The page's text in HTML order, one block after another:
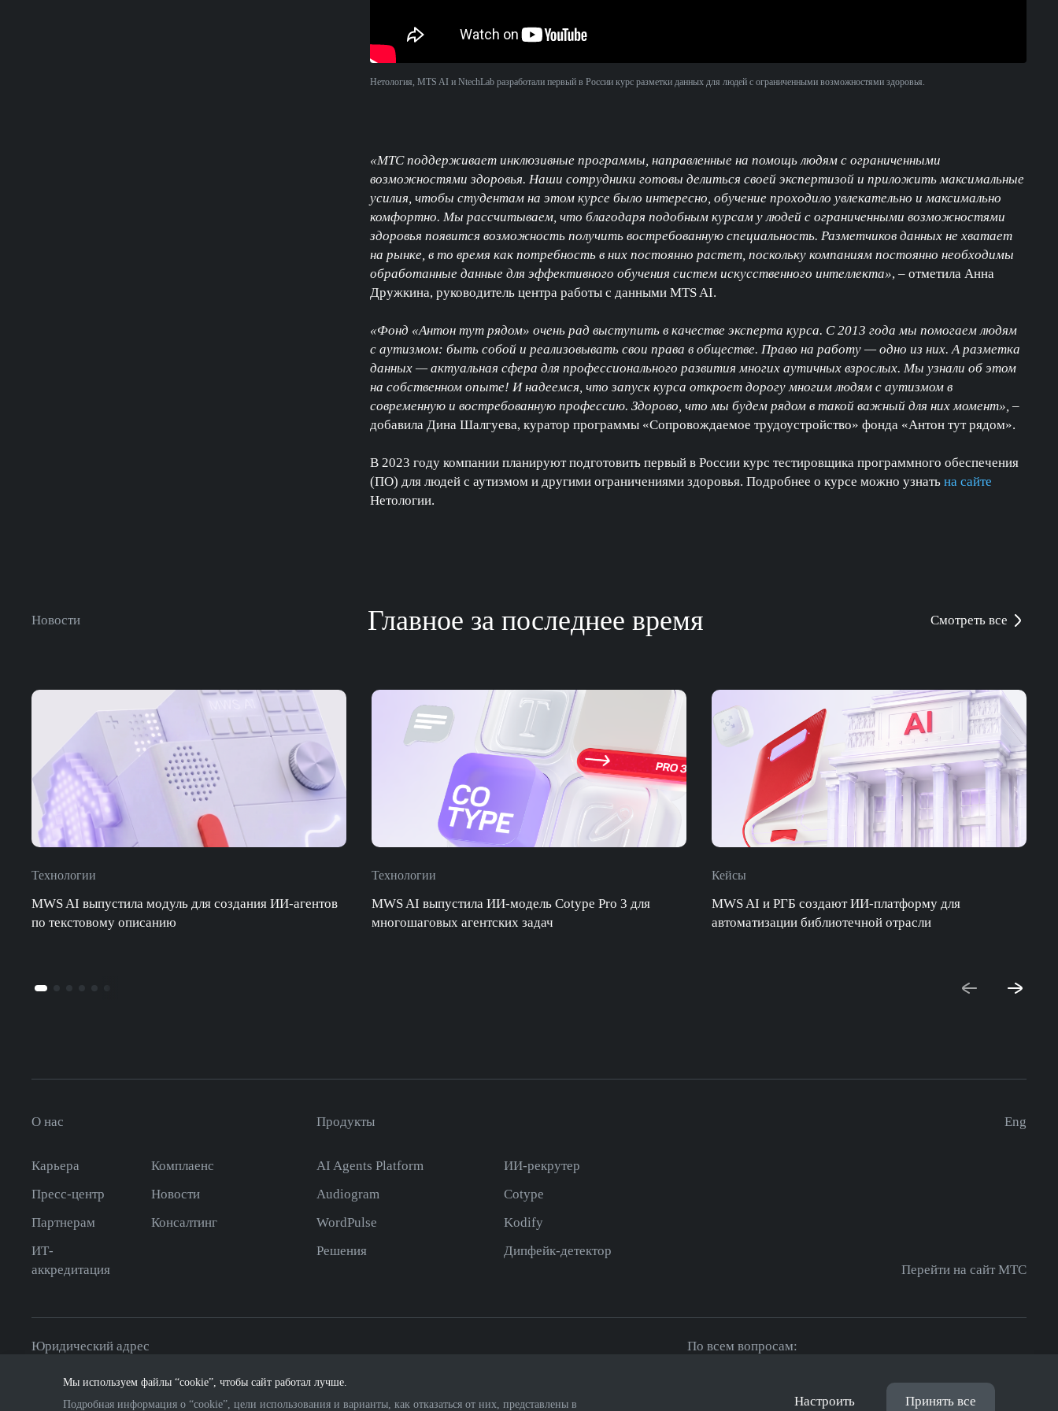
Нетология, MTS AI и NtechLab разработали первый в России курс разметки данных для людей с ограниченными возможностями здоровья.
«МТС поддерживает инклюзивные программы, направленные на помощь людям с ограниченными
возможностями здоровья. Наши сотрудники готовы делиться своей экспертизой и приложить максимальные
усилия, чтобы студентам на этом курсе было интересно, обучение проходило увлекательно и максимально
комфортно. Мы рассчитываем, что благодаря подобным курсам у людей с ограниченными возможностями
здоровья появится возможность получить востребованную специальность. Разметчиков данных не хватает
на рынке, в то время как потребность в них постоянно растет, поскольку компаниям постоянно необходимы
обработанные данные для эффективного обучения систем искусственного интеллекта», – отметила Анна
Дружкина, руководитель центра работы с данными MTS AI.
«Фонд «Антон тут рядом» очень рад выступить в качестве эксперта курса. С 2013 года мы помогаем людям
с аутизмом: быть собой и реализовывать свои права в обществе. Право на работу — одно из них. А разметка
данных — актуальная сфера для профессионального развития многих аутичных взрослых. Мы узнали об этом
на собственном опыте! И надеемся, что запуск курса откроет дорогу многим людям с аутизмом в
современную и востребованную профессию. Здорово, что мы будем рядом в такой важный для них момент», –
добавила Дина Шалгуева, куратор программы «Сопровождаемое трудоустройство» фонда «Антон тут рядом».
В 2023 году компании планируют подготовить первый в России курс тестировщика программного обеспечения
(ПО) для людей с аутизмом и другими ограничениями здоровья. Подробнее о курсе можно узнатьна сайте
Нетологии.
Новости Главное за последнее время Смотреть все
Технологии
MWS AI выпустила модуль для создания ИИ-агентов
по текстовому описанию
Технологии
MWS AI выпустила ИИ-модель Cotype Pro 3 для
многошаговых агентских задач
Кейсы
MWS AI и РГБ создают ИИ-платформу для
автоматизации библиотечной отрасли
О нас
Карьера
Комплаенс
Пресс-центр
Новости
Партнерам
Консалтинг
ИТ-
аккредитация
Продукты
AI Agents Platform
ИИ-рекрутер
Audiogram
Cotype
WordPulse
Kodify
Решения
Дипфейк-детектор
Перейти на сайт МТС
Eng
Юридический адрес
По всем вопросам:
Мы используем файлы “cookie”, чтобы сайт работал лучше.
Подробная информация о “cookie”, цели использования и варианты, как отказаться от них, представлены в
Настроить Принять все